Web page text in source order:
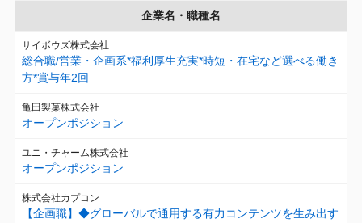
企業名・職種名
サイボウズ株式会社
総合職/営業・企画系*福利厚生充実*時短・在宅など選べる働き
方*賞与年2回
亀田製菓株式会社
オープンポジション
ユニ・チャーム株式会社
オープンポジション
株式会社カプコン
【企画職】◆グローバルで通用する有力コンテンツを生み出す